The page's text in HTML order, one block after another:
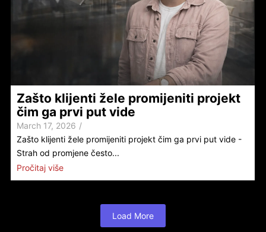
Zašto klijenti žele promijeniti projekt
čim ga prvi put vide
March 17, 2026 /
Zašto klijenti žele promijeniti projekt čim ga prvi put vide -
Strah od promjene često...
Pročitaj više
Load More